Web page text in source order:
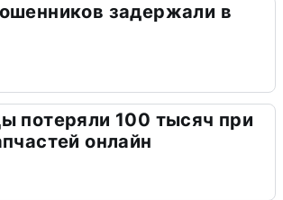
задержали в
потеряли 100 тысяч при
онлайн